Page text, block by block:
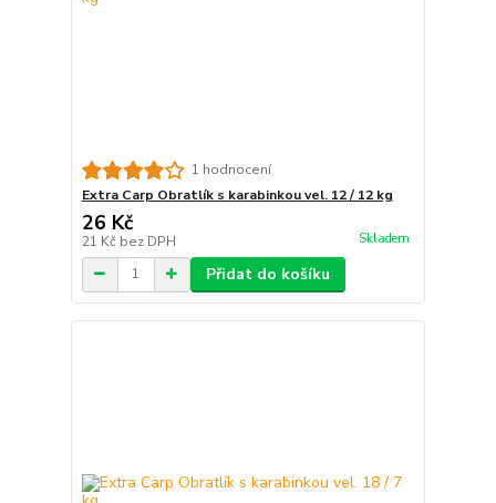
1 hodnocení
Extra Carp Obratlík s karabinkou vel. 12 / 12 kg
26 Kč
21 Kč bez DPH Skladem
Přidat do košíku